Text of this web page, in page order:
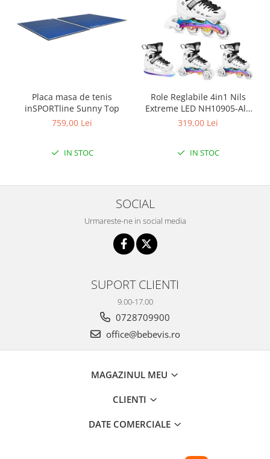
Role copii si adulti
Masinute si motociclete electrice
Skateboard
Scaune de biciclete copii
Baita, Igiena, Siguranta
Olite
Joaca si sport exterior
Patine gheata reglabile
Placa masa de tenis
inSPORTline Sunny Top
759,00 Lei
IN STOC
Role Reglabile 4in1 Nils
Extreme LED NH10905-Alb
curcubeu
319,00 Lei
IN STOC
SOCIAL
Urmareste-ne in social media
SUPORT CLIENTI
9.00-17.00
0728709900
office@bebevis.ro
MAGAZINUL MEU
CLIENTI
DATE COMERCIALE